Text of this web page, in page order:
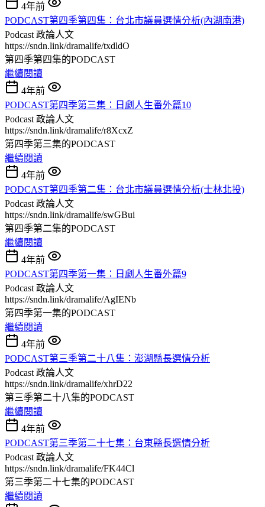
4年前
PODCAST第四季第四集：台北市議員選情分析(內湖南港)
Podcast 政論人文
https://sndn.link/dramalife/txdldO
第四季第四集的PODCAST
繼續閱讀
4年前
PODCAST第四季第三集：日劇人生番外篇10
Podcast 政論人文
https://sndn.link/dramalife/r8XcxZ
第四季第三集的PODCAST
繼續閱讀
4年前
PODCAST第四季第二集：台北市議員選情分析(士林北投)
Podcast 政論人文
https://sndn.link/dramalife/swGBui
第四季第二集的PODCAST
繼續閱讀
4年前
PODCAST第四季第一集：日劇人生番外篇9
Podcast 政論人文
https://sndn.link/dramalife/AgIENb
第四季第一集的PODCAST
繼續閱讀
4年前
PODCAST第三季第二十八集：澎湖縣長選情分析
Podcast 政論人文
https://sndn.link/dramalife/xhrD22
第三季第二十八集的PODCAST
繼續閱讀
4年前
PODCAST第三季第二十七集：台東縣長選情分析
Podcast 政論人文
https://sndn.link/dramalife/FK44Cl
第三季第二十七集的PODCAST
繼續閱讀